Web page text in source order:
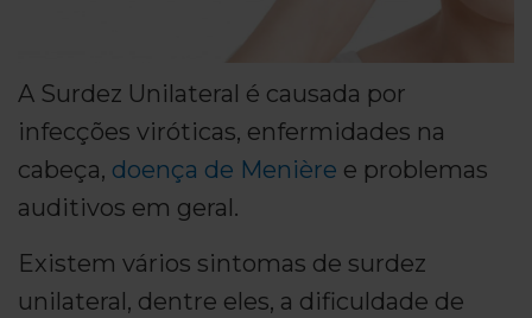
A Surdez Unilateral é causada por
infecções viróticas, enfermidades na
cabeça, doença de Menière e problemas
auditivos em geral.
Existem vários sintomas de surdez
unilateral, dentre eles, a dificuldade de